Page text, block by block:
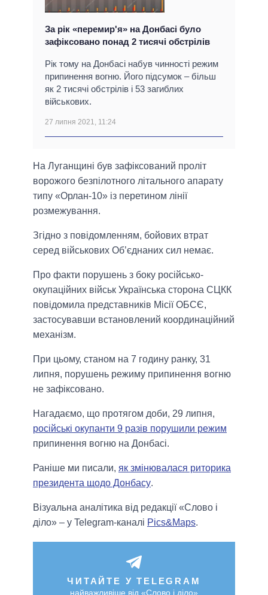
За рік «перемир'я» на Донбасі було
зафіксовано понад 2 тисячі обстрілів
Рік тому на Донбасі набув чинності режим
припинення вогню. Його підсумок – більш
як 2 тисячі обстрілів і 53 загиблих
військових.
27 липня 2021, 11:24
На Луганщині був зафіксований проліт
ворожого безпілотного літального апарату
типу «Орлан-10» із перетином лінії
розмежування.
Згідно з повідомленням, бойових втрат
серед військових Об’єднаних сил немає.
Про факти порушень з боку російсько-
окупаційних військ Українська сторона СЦКК
повідомила представників Місії ОБСЄ,
застосувавши встановлений координаційний
механізм.
При цьому, станом на 7 годину ранку, 31
липня, порушень режиму припинення вогню
не зафіксовано.
Нагадаємо, що протягом доби, 29 липня,
російські окупанти 9 разів порушили режим
припинення вогню на Донбасі.
Раніше ми писали, як змінювалася риторика
президента щодо Донбасу.
Візуальна аналітика від редакції «Слово і
діло» – у Telegram-каналі Pics&Maps.
ЧИТАЙТЕ У TELEGRAM
найважливіше від «Слово і діло»